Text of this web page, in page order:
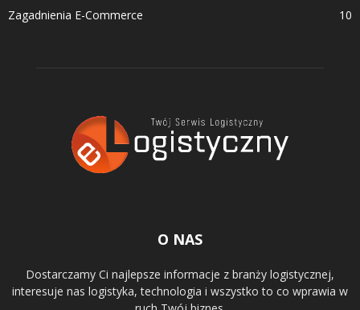
Zagadnienia E-Commerce
10
O NAS
Dostarczamy Ci najlepsze informacje z branży logistycznej,
interesuje nas logistyka, technologia i wszystko to co wprawia w